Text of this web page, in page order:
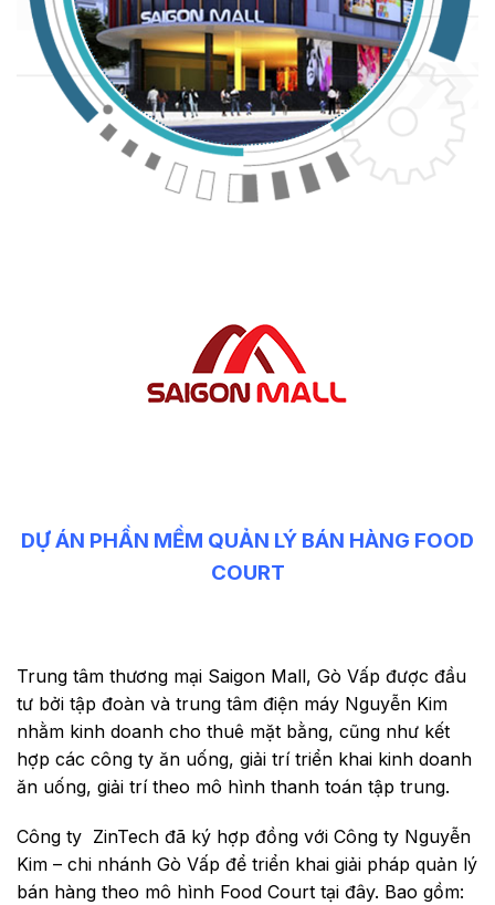
DỰ ÁN PHẦN MỀM QUẢN LÝ BÁN HÀNG FOOD
COURT
Trung tâm thương mại Saigon Mall, Gò Vấp được đầu
tư bởi tập đoàn và trung tâm điện máy Nguyễn Kim
nhằm kinh doanh cho thuê mặt bằng, cũng như kết
hợp các công ty ăn uống, giải trí triển khai kinh doanh
ăn uống, giải trí theo mô hình thanh toán tập trung.
Công ty ZinTech đã ký hợp đồng với Công ty Nguyễn
Kim – chi nhánh Gò Vấp để triển khai giải pháp quản lý
bán hàng theo mô hình Food Court tại đây. Bao gồm: